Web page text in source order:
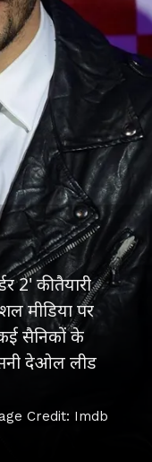
2' की तैयारी
मीडिया पर
सैनिकों के
देओल लीड
Credit: Imdb